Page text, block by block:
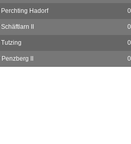
Perchting Hadorf 0
II 0
0
Penzberg II 0